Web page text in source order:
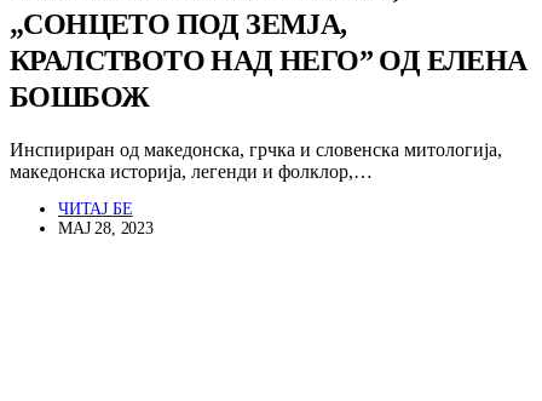
„СОНЦЕТО ПОД ЗЕМЈА,
КРАЛСТВОТО НАД НЕГО” ОД ЕЛЕНА
БОШБОЖ
Инспириран од македонска, грчка и словенска митологија,
македонска историја, легенди и фолклор,…
ЧИТАЈ БЕ
МАЈ 28, 2023